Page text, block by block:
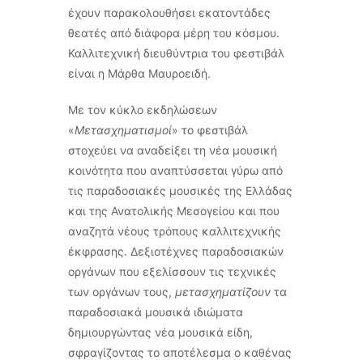
έχουν παρακολουθήσει εκατοντάδες
θεατές από διάφορα μέρη του κόσμου.
Καλλιτεχνική διευθύντρια του φεστιβάλ
είναι η Μάρθα Μαυροειδή.
Με τον κύκλο εκδηλώσεων
«Μετασχηματισμοί» το φεστιβάλ
στοχεύει να αναδείξει τη νέα μουσική
κοινότητα που αναπτύσσεται γύρω από
τις παραδοσιακές μουσικές της Ελλάδας
και της Ανατολικής Μεσογείου και που
αναζητά νέους τρόπους καλλιτεχνικής
έκφρασης. Δεξιοτέχνες παραδοσιακών
οργάνων που εξελίσσουν τις τεχνικές
των οργάνων τους, μετασχηματίζουν τα
παραδοσιακά μουσικά ιδιώματα
δημιουργώντας νέα μουσικά είδη,
σφραγίζοντας το αποτέλεσμα ο καθένας